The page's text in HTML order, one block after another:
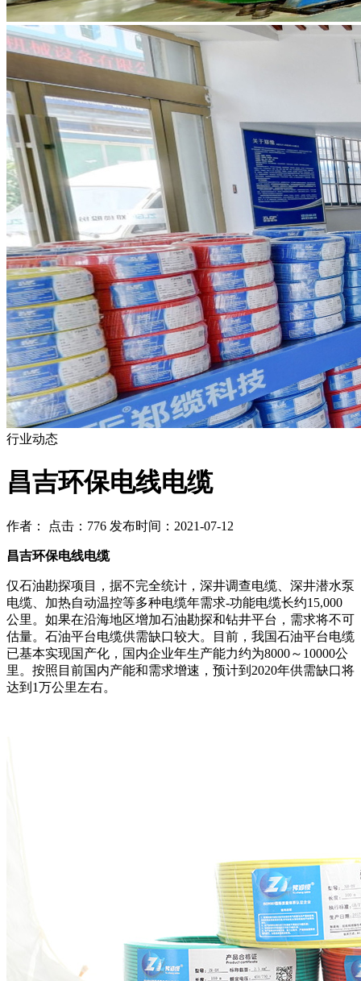
行业动态
昌吉环保电线电缆
作者： 点击：776 发布时间：2021-07-12
昌吉环保电线电缆
仅石油勘探项目，据不完全统计，深井调查电缆、深井潜水泵
电缆、加热自动温控等多种电缆年需求-功能电缆长约15,000
公里。如果在沿海地区增加石油勘探和钻井平台，需求将不可
估量。石油平台电缆供需缺口较大。目前，我国石油平台电缆
已基本实现国产化，国内企业年生产能力约为8000～10000公
里。按照目前国内产能和需求增速，预计到2020年供需缺口将
达到1万公里左右。